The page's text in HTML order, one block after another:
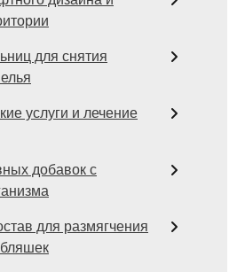
для снятия
услуги и лечение
добавок с
для размягчения